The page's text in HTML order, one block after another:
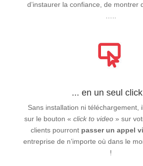
d’instaurer la confiance, de montrer
... en un seul
Sans installation ni téléchargement,
sur le bouton « click to video» sur
clients pourront passer un appel
entreprise de n’importe où dans le
!